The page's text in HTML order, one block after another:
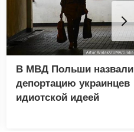
В МВД Польши назвали
депортацию украинцев
идиотской идеей